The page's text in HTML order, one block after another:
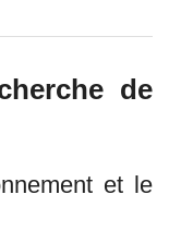
de
et le